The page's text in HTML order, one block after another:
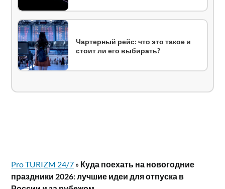
Чартерный рейс: что это такое и
стоит ли его выбирать?
Pro TURIZM 24/7 » Куда поехать на новогодние
праздники 2026: лучшие идеи для отпуска в